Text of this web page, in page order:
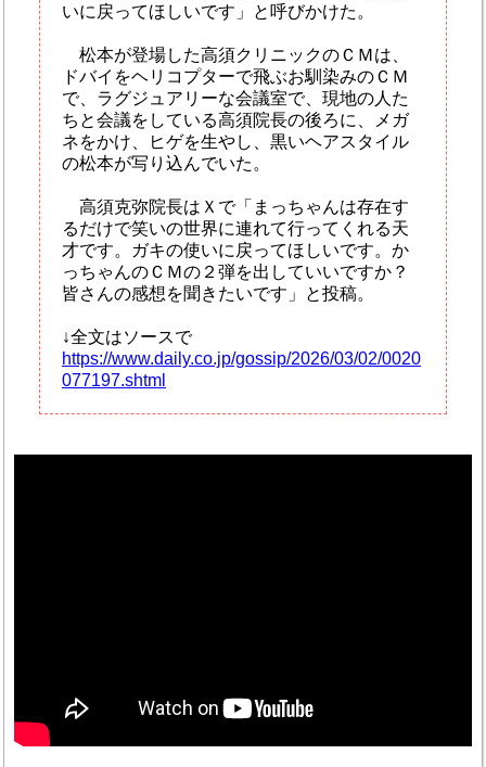
いに戻ってほしいです」と呼びかけた。
松本が登場した高須クリニックのＣＭは、
ドバイをヘリコプターで飛ぶお馴染みのＣＭ
で、ラグジュアリーな会議室で、現地の人た
ちと会議をしている高須院長の後ろに、メガ
ネをかけ、ヒゲを生やし、黒いヘアスタイル
の松本が写り込んでいた。
高須克弥院長はＸで「まっちゃんは存在す
るだけで笑いの世界に連れて行ってくれる天
才です。ガキの使いに戻ってほしいです。か
っちゃんのＣＭの２弾を出していいですか？
皆さんの感想を聞きたいです」と投稿。
↓全文はソースで
https://www.daily.co.jp/gossip/2026/03/02/0020
077197.shtml